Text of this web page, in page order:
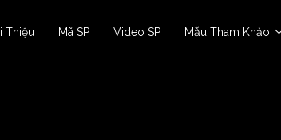
Thiệu Mã SP Video SP Mẫu Tham Khảo